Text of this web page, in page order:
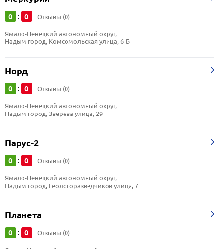
0 : 0 Отзывы (0)
Ямало-Ненецкий автономный округ,
Надым город, Комсомольская улица, 6-Б
Норд
0 : 0 Отзывы (0)
Ямало-Ненецкий автономный округ,
Надым город, Зверева улица, 29
Парус-2
0 : 0 Отзывы (0)
Ямало-Ненецкий автономный округ,
Надым город, Геологоразведчиков улица, 7
Планета
0 : 0 Отзывы (0)